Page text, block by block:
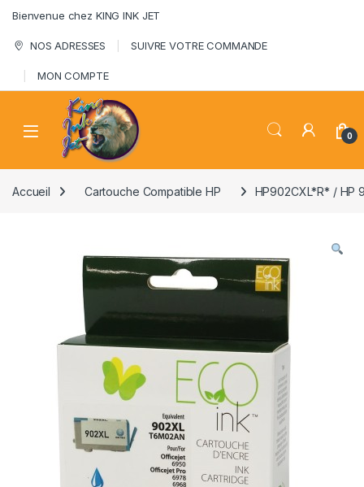
Bienvenue chez KING INK JET
NOS ADRESSES SUIVRE VOTRE COMMANDE
MON COMPTE
0
Accueil Cartouche Compatible HP HP902CXL*R* / HP